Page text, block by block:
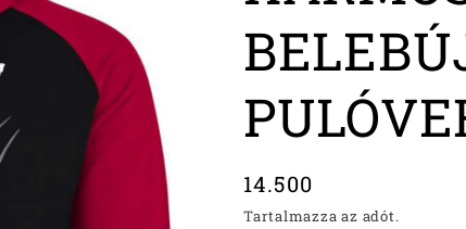
Normál
ár
14.500
Tartalmazza az adót.